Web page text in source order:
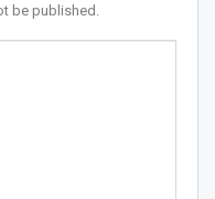
be published.